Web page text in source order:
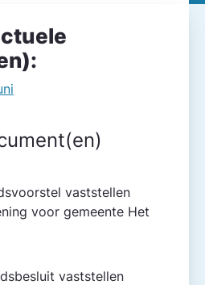
vaststellen
voor gemeente Het
vaststellen